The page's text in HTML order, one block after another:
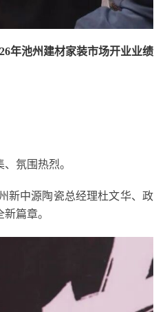
年池州建材家装市场开业业绩
氛围热烈。
新中源陶瓷总经理杜文华、政
篇章。